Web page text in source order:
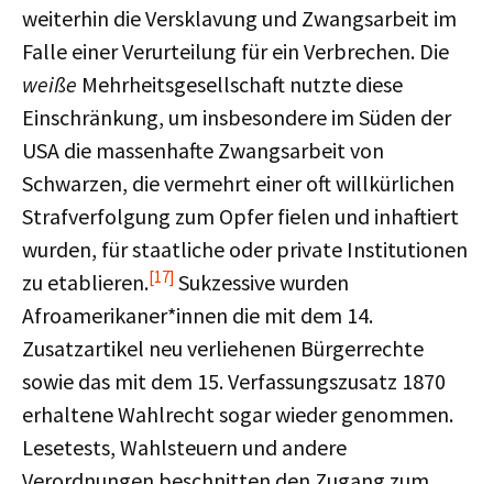
weiterhin die Versklavung und Zwangsarbeit im
Falle einer Verurteilung für ein Verbrechen. Die
weiße Mehrheitsgesellschaft nutzte diese
Einschränkung, um insbesondere im Süden der
USA die massenhafte Zwangsarbeit von
Schwarzen, die vermehrt einer oft willkürlichen
Strafverfolgung zum Opfer fielen und inhaftiert
wurden, für staatliche oder private Institutionen
zu etablieren.[17] Sukzessive wurden
Afroamerikaner*innen die mit dem 14.
Zusatzartikel neu verliehenen Bürgerrechte
sowie das mit dem 15. Verfassungszusatz 1870
erhaltene Wahlrecht sogar wieder genommen.
Lesetests, Wahlsteuern und andere